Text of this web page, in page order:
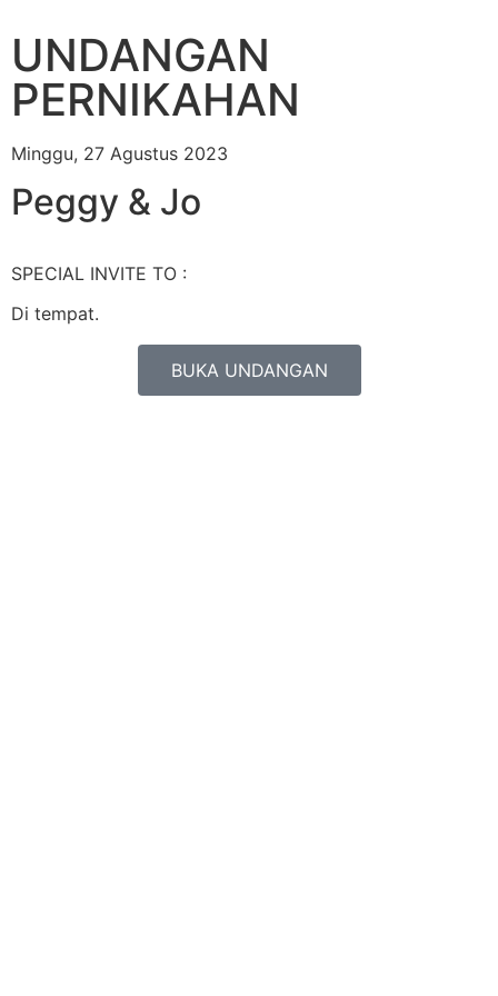
UNDANGAN
PERNIKAHAN
Minggu, 27 Agustus 2023
Peggy & Jo
SPECIAL INVITE TO :
Di tempat.
BUKA UNDANGAN